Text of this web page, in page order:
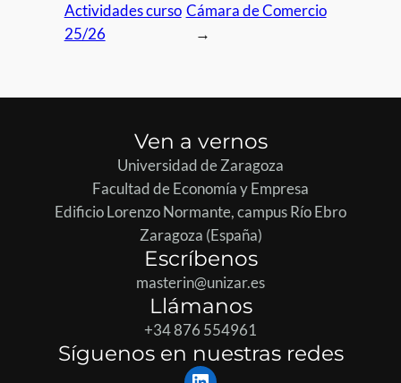
Actividades curso
25/26
Cámara de Comercio
→
Ven a vernos
Universidad de Zaragoza
Facultad de Economía y Empresa
Edificio Lorenzo Normante, campus Río Ebro
Zaragoza (España)
Escríbenos
masterin@unizar.es
Llámanos
+34 876 554961
Síguenos en nuestras redes